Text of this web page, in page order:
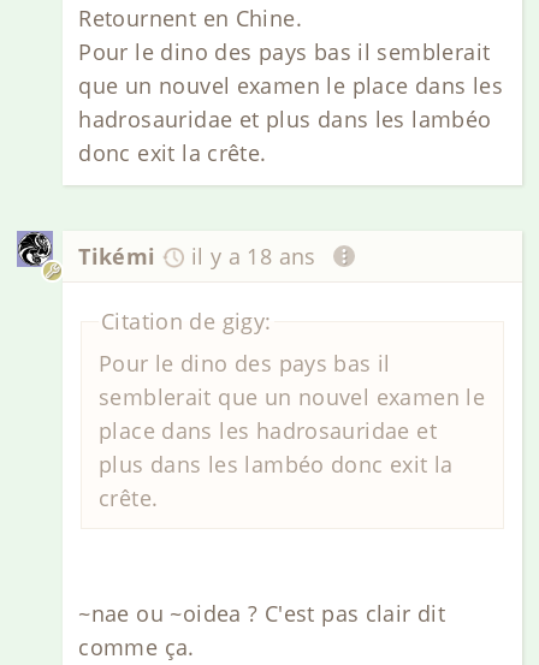
Retournent en Chine.
Pour le dino des pays bas il semblerait
que un nouvel examen le place dans les
hadrosauridae et plus dans les lambéo
donc exit la crête.
Tikémi il y a 18 ans
Citation de gigy:
Pour le dino des pays bas il
semblerait que un nouvel examen le
place dans les hadrosauridae et
plus dans les lambéo donc exit la
crête.
~nae ou ~oidea ? C'est pas clair dit
comme ça.